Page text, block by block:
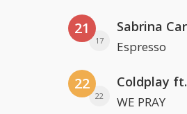
21
17
Sabrina
Espresso
22
22 WE PRAY